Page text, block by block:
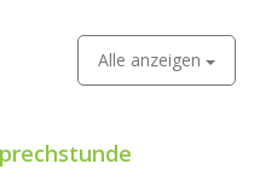
Alle anzeigen